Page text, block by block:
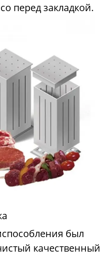
перед закладкой.
был
качественный